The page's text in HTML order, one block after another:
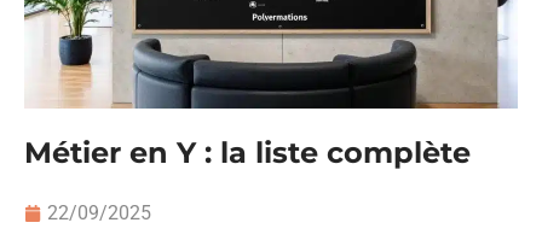
Métier en Y : la liste complète
22/09/2025